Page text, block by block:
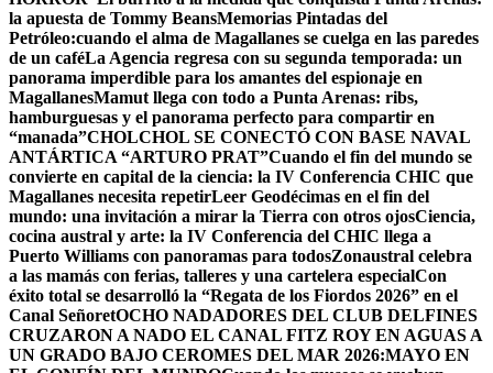
la apuesta de Tommy BeansMemorias Pintadas del
Petróleo:cuando el alma de Magallanes se cuelga en las paredes
de un caféLa Agencia regresa con su segunda temporada: un
panorama imperdible para los amantes del espionaje en
MagallanesMamut llega con todo a Punta Arenas: ribs,
hamburguesas y el panorama perfecto para compartir en
“manada”CHOLCHOL SE CONECTÓ CON BASE NAVAL
ANTÁRTICA “ARTURO PRAT”Cuando el fin del mundo se
convierte en capital de la ciencia: la IV Conferencia CHIC que
Magallanes necesita repetirLeer Geodécimas en el fin del
mundo: una invitación a mirar la Tierra con otros ojosCiencia,
cocina austral y arte: la IV Conferencia del CHIC llega a
Puerto Williams con panoramas para todosZonaustral celebra
a las mamás con ferias, talleres y una cartelera especialCon
éxito total se desarrolló la “Regata de los Fiordos 2026” en el
Canal SeñoretOCHO NADADORES DEL CLUB DELFINES
CRUZARON A NADO EL CANAL FITZ ROY EN AGUAS A
UN GRADO BAJO CEROMES DEL MAR 2026:MAYO EN